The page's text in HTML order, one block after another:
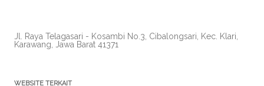
Jl. Raya Telagasari - Kosambi No.3, Cibalongsari, Kec. Klari,
Karawang, Jawa Barat 41371
WEBSITE TERKAIT